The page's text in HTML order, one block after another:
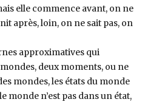
elle commence avant, on ne
après, loin, on ne sait pas, on
approximatives qui
deux moments, ou ne
mondes, les états du monde
monde n’est pas dans un état,